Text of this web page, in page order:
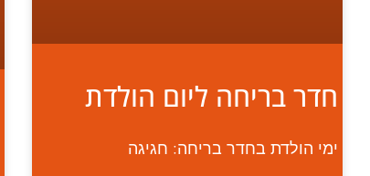
חדר בריחה ליום הולדת
ימי הולדת בחדר בריחה: חגיגה